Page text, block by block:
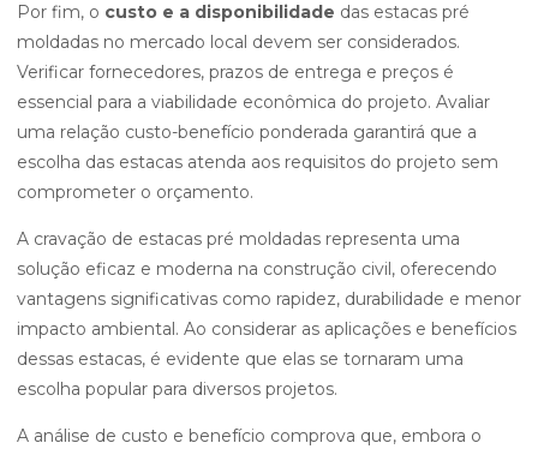
Por fim, o custo e a disponibilidade das estacas pré
moldadas no mercado local devem ser considerados.
Verificar fornecedores, prazos de entrega e preços é
essencial para a viabilidade econômica do projeto. Avaliar
uma relação custo-benefício ponderada garantirá que a
escolha das estacas atenda aos requisitos do projeto sem
comprometer o orçamento.
A cravação de estacas pré moldadas representa uma
solução eficaz e moderna na construção civil, oferecendo
vantagens significativas como rapidez, durabilidade e menor
impacto ambiental. Ao considerar as aplicações e benefícios
dessas estacas, é evidente que elas se tornaram uma
escolha popular para diversos projetos.
A análise de custo e benefício comprova que, embora o